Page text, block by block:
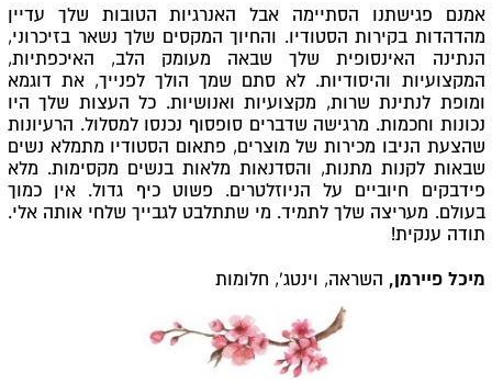
אמנם פגישתנו הסתיימה אבל האנרגיות הטובות שלך עדיין
מהדהדות בקירות הסטודיו. והחיוך המקסים שלך נשאר בזיכרוני,
הנתינה האינסופית שלך שבאה מעומק הלב, האיכפתיות,
המקצועיות והיסודיות. לא סתם שמך הולך לפנייך, את דוגמא
ומופת לנתינת שרות, מקצועיות ואנושיות. כל העצות שלך היו
נכונות וחכמות. מרגישה שדברים סופסוף נכנסו למסלול. הרעיונות
שהצעת הניבו מכירות של מוצרים, פתאום הסטודיו מתמלא נשים
שבאות לקנות מתנות, והסדנאות מלאות בנשים מקסימות. מלא
פידבקים חיוביים על הניוזלטרים. פשוט כיף גדול. אין כמוך
בעולם. מעריצה שלך לתמיד. מי שתתלבט לגבייך שלחי אותה אלי.
תודה ענקית!
מיכל פיירמן, השראה, וינטג', חלומות